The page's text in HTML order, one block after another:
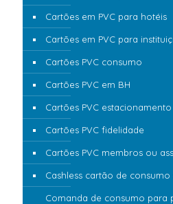
Cartões em PVC para hotéis
Cartões em PVC para
Cartões PVC consumo
Cartões PVC em BH
Cartões PVC estacionamento
Cartões PVC fidelidade
Cartões PVC membros ou
Cashless cartão de
Comanda de consumo para